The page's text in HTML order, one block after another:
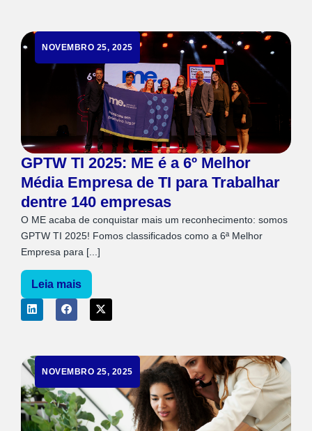
NOVEMBRO 25, 2025
GPTW TI 2025: ME é a 6º Melhor
Média Empresa de TI para Trabalhar
dentre 140 empresas
O ME acaba de conquistar mais um reconhecimento: somos
GPTW TI 2025! Fomos classificados como a 6ª Melhor
Empresa para [...]
Leia mais
NOVEMBRO 25, 2025